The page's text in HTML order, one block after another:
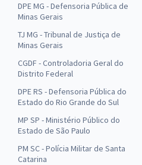
DPE MG - Defensoria Pública de
Minas Gerais
TJ MG - Tribunal de Justiça de
Minas Gerais
CGDF - Controladoria Geral do
Distrito Federal
DPE RS - Defensoria Pública do
Estado do Rio Grande do Sul
MP SP - Ministério Público do
Estado de São Paulo
PM SC - Polícia Militar de Santa
Catarina